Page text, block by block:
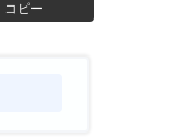
コピー